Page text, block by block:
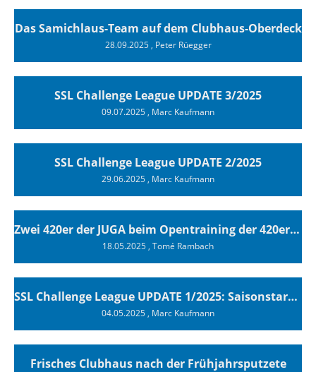
Das Samichlaus-Team auf dem Clubhaus-Oberdeck
28.09.2025, Peter Rüegger
SSL Challenge League UPDATE 3/2025
09.07.2025, Marc Kaufmann
SSL Challenge League UPDATE 2/2025
29.06.2025, Marc Kaufmann
Zwei 420er der JUGA beim Opentraining der 420er Association in Sisikon
18.05.2025, Tomé Rambach
SSL Challenge League UPDATE 1/2025: Saisonstart am Bielersee
04.05.2025, Marc Kaufmann
Frisches Clubhaus nach der Frühjahrsputzete